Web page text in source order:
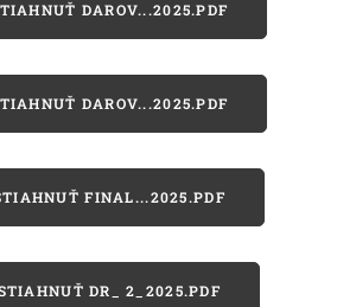
DAROV...2025.PDF
DAROV...2025.PDF
FINAL...2025.PDF
DR_ 2_2025.PDF